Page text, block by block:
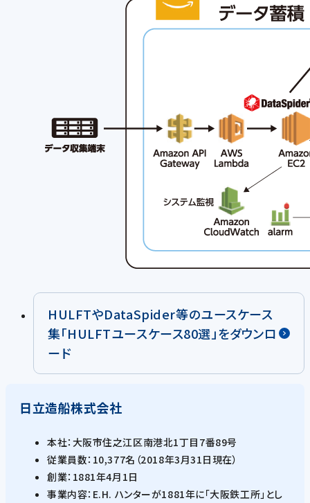
HULFTやDataSpider等のユースケース
集「HULFTユースケース80選」をダウンロ
ード
日立造船株式会社
本社：大阪市住之江区南港北1丁目7番89号
従業員数：10,377名（2018年3月31日現在）
創業：1881年4月1日
事業内容：E.H. ハンターが1881年に「大阪鉄工所」とし